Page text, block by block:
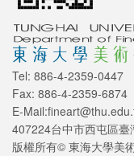
Tel: 886-4-2359-0447
Fax: 886-4-2359-6874
E-
407224台中市西屯區
版權所有© 東海大學美